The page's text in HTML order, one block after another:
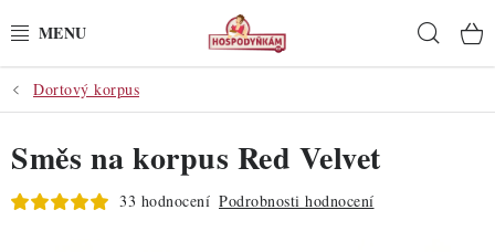
na
POTŘEBY
POMŮCKY
SUROVINY
Dortový korpus
Směs na korpus Red Velvet
33 hodnocení Podrobnosti hodnocení